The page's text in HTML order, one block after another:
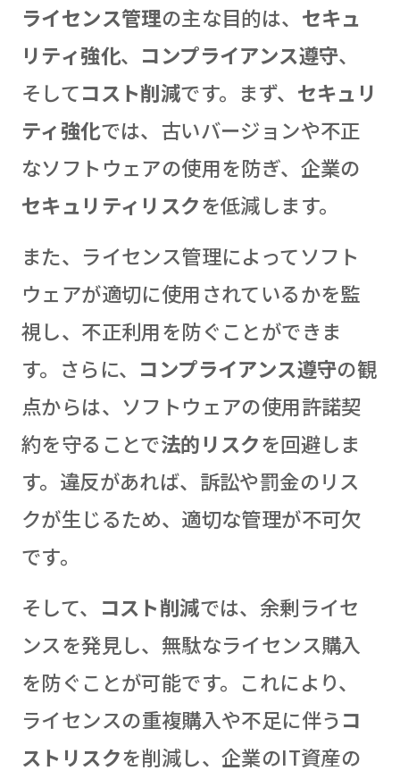
ライセンス管理の主な目的は、 セキュ
リティ強化、 コンプライアンス遵守、
そしてコスト削減です。まず、 セキュリ
ティ強化では、古いバージョンや不正
なソフトウェアの使用を防ぎ、企業の
セキュリティリスクを低減します。
また、ライセンス管理によってソフト
ウェアが適切に使用されているかを監
視し、不正利用を防ぐことができま
す。さらに、 コンプライアンス遵守の観
点からは、ソフトウェアの使用許諾契
約を守ることで法的リスクを回避しま
す。違反があれば、訴訟や罰金のリス
クが生じるため、適切な管理が不可欠
です。
そして、 コスト削減では、余剰ライセ
ンスを発見し、無駄なライセンス購入
を防ぐことが可能です。これにより、
ライセンスの重複購入や不足に伴うコ
ストリスクを削減し、企業のIT資産の